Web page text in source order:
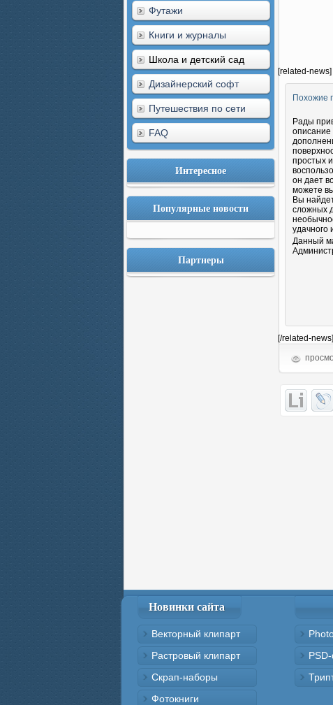
Футажи
Книги и журналы
Школа и детский сад
Дизайнерский софт
Путешествия по сети
FAQ
Интересное
Популярные новости
Партнеры
[related-news]
Похожие
Рады
описание
простых
он дает
можете
Вы
сложных
удачного
Данный
[/related-news]
Новинки сайта
Векторный клипарт
Растровый клипарт
Скрап-наборы
Фотокниги